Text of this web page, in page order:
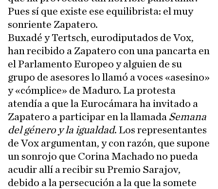
Pues sí que existe ese equilibrista: el muy
sonriente Zapatero.
Buxadé y Tertsch, eurodiputados de Vox,
han recibido a Zapatero con una pancarta en
el Parlamento Europeo y alguien de su
grupo de asesores lo llamó a voces «asesino»
y «cómplice» de Maduro. La protesta
atendía a que la Eurocámara ha invitado a
Zapatero a participar en la llamada Semana
del género y la igualdad. Los representantes
de Vox argumentan, y con razón, que supone
un sonrojo que Corina Machado no pueda
acudir allí a recibir su Premio Sarajov,
debido a la persecución a la que la somete